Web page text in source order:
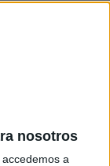
nosotros
a
YORK A